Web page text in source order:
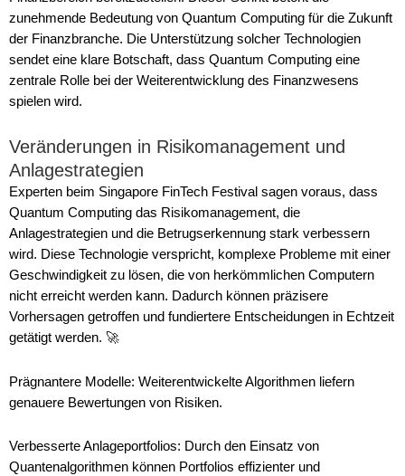
zunehmende Bedeutung von Quantum Computing für die Zukunft
der Finanzbranche. Die Unterstützung solcher Technologien
sendet eine klare Botschaft, dass Quantum Computing eine
zentrale Rolle bei der Weiterentwicklung des Finanzwesens
spielen wird.
Veränderungen in Risikomanagement und
Anlagestrategien
Experten beim Singapore FinTech Festival sagen voraus, dass
Quantum Computing das Risikomanagement, die
Anlagestrategien und die Betrugserkennung stark verbessern
wird. Diese Technologie verspricht, komplexe Probleme mit einer
Geschwindigkeit zu lösen, die von herkömmlichen Computern
nicht erreicht werden kann. Dadurch können präzisere
Vorhersagen getroffen und fundiertere Entscheidungen in Echtzeit
getätigt werden. 🚀
Prägnantere Modelle: Weiterentwickelte Algorithmen liefern
genauere Bewertungen von Risiken.
Verbesserte Anlageportfolios: Durch den Einsatz von
Quantenalgorithmen können Portfolios effizienter und